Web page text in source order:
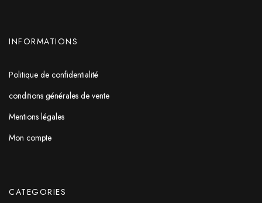
INFORMATIONS
Politique de confidentialité
conditions générales de vente
Mentions légales
Mon compte
CATEGORIES